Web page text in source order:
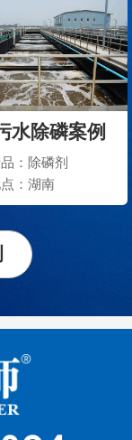
水除磷案例
：除磷剂
：湖南